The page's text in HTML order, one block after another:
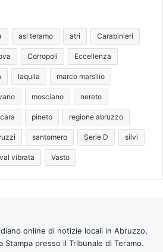
asl teramo atri Carabinieri
Corropoli Eccellenza
laquila marco marsilio
mosciano nereto
pineto regione abruzzo
santomero Serie D silvi
val vibrata Vasto
online di notizie locali in Abruzzo,
Stampa presso il Tribunale di Teramo.